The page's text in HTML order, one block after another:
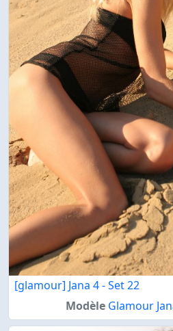
[glamour] Jana 4 - Set 22
Modèle Glamour